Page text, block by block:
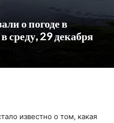
о погоде в
среду, 29 декабря
известно о том, какая